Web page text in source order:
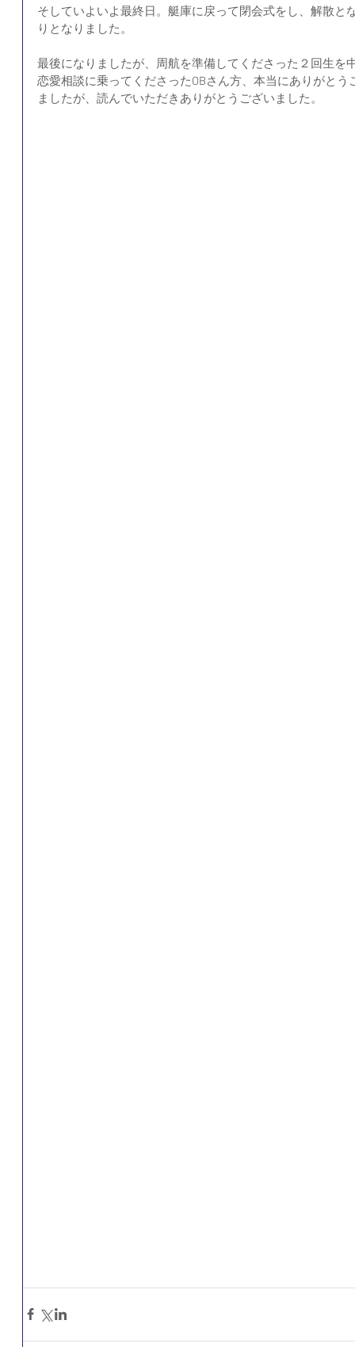
そしていよいよ最終日。艇庫に戻って閉会式をし、解散と
りとなりました。
最後になりましたが、周航を準備してくださった２回生を
恋愛相談に乗ってくださったOBさん方、本当にありがと
ましたが、読んでいただきありがとうございました。